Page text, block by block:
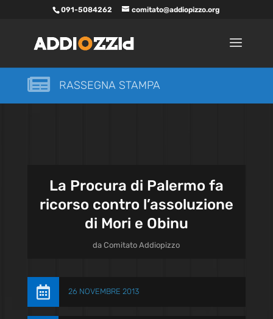
091-5084262 comitato@addiopizzo.org
 RASSEGNA STAMPA
La Procura di Palermo fa
ricorso contro l’assoluzione
di Mori e Obinu
daComitato Addiopizzo
 26 NOVEMBRE 2013